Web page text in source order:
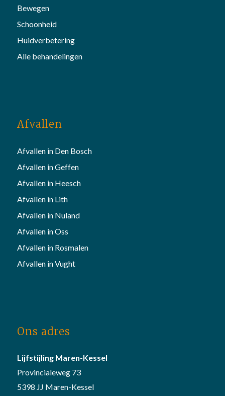
Bewegen
Schoonheid
Huidverbetering
Alle behandelingen
Afvallen
Afvallen in Den Bosch
Afvallen in Geffen
Afvallen in Heesch
Afvallen in Lith
Afvallen in Nuland
Afvallen in Oss
Afvallen in Rosmalen
Afvallen in Vught
Ons adres
Lijfstijling Maren-Kessel
Provincialeweg 73
5398 JJ Maren-Kessel